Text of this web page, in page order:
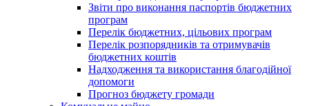
Звіти про виконання паспортів бюджетних
програм
Перелік бюджетних, цільових програм
Перелік розпорядників та отримувачів
бюджетних коштів
Надходження та використання благодійної
допомоги
Прогноз бюджету громади